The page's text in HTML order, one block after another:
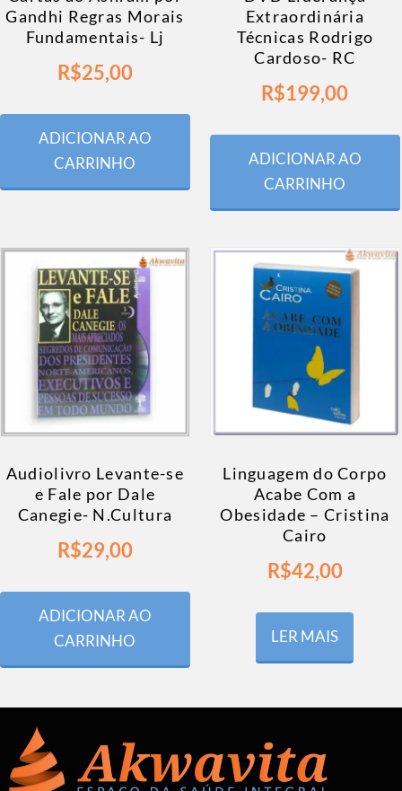
Gandhi Regras Morais
Fundamentais- Lj
R$25,00
ADICIONAR AO
CARRINHO
Extraordinária
Técnicas Rodrigo
Cardoso- RC
R$199,00
ADICIONAR AO
CARRINHO
Audiolivro Levante-se
e Fale por Dale
Canegie- N.Cultura
R$29,00
ADICIONAR AO
CARRINHO
Linguagem do Corpo
Acabe Com a
Obesidade – Cristina
Cairo
R$42,00
LER MAIS